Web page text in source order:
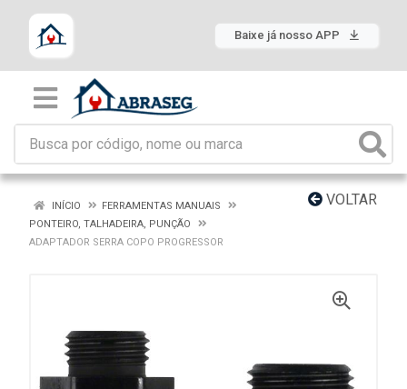
Baixe já nosso APP
VOLTAR
INÍCIO
FERRAMENTAS MANUAIS
PONTEIRO, TALHADEIRA, PUNÇÃO
ADAPTADOR SERRA COPO PROGRESSOR